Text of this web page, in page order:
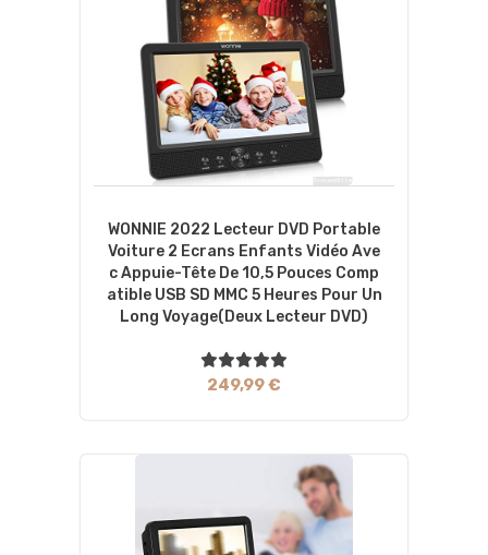
WONNIE 2022 Lecteur DVD Portable
Voiture 2 Ecrans Enfants Vidéo Ave
C Appuie-Tête De 10,5 Pouces Comp
Atible USB SD MMC 5 Heures Pour Un
Long Voyage(Deux Lecteur DVD)
249,99 €